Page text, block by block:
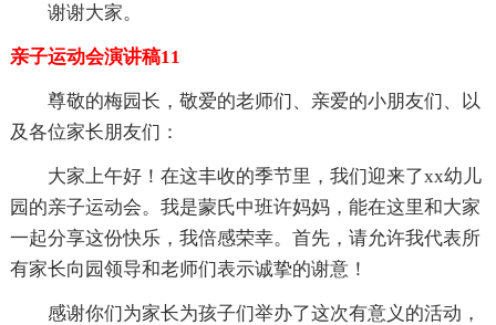
谢谢大家。
亲子运动会演讲稿11
尊敬的梅园长，敬爱的老师们、亲爱的小朋友们、以
及各位家长朋友们：
大家上午好！在这丰收的季节里，我们迎来了xx幼儿
园的亲子运动会。我是蒙氏中班许妈妈，能在这里和大家
一起分享这份快乐，我倍感荣幸。首先，请允许我代表所
有家长向园领导和老师们表示诚挚的谢意！
感谢你们为家长为孩子们举办了这次有意义的活动，